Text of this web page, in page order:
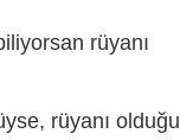
rüyanı
rüyanı olduğu